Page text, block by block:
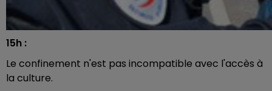
15h :
Le confinement n'est pas incompatible avec l'accès à
la culture.